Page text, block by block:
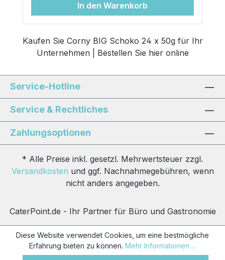
In den Warenkorb
Kaufen Sie Corny BIG Schoko 24 x 50g für Ihr
Unternehmen | Bestellen Sie hier online
Service-Hotline
Service & Rechtliches
Zahlungsoptionen
* Alle Preise inkl. gesetzl. Mehrwertsteuer zzgl.
Versandkosten und ggf. Nachnahmegebühren, wenn
nicht anders angegeben.
CaterPoint.de - Ihr Partner für Büro und Gastronomie
Diese Website verwendet Cookies, um eine bestmögliche
Erfahrung bieten zu können. Mehr Informationen ...